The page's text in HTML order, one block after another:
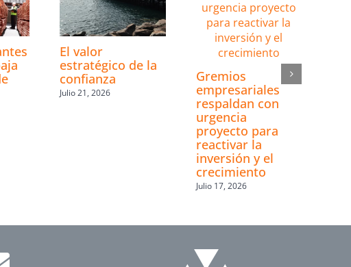
El valor
estratégico de la
confianza
Julio 21, 2026
Gremios
empresariales
respaldan con
urgencia
proyecto para
reactivar la
inversión y el
crecimiento
Julio 17, 2026